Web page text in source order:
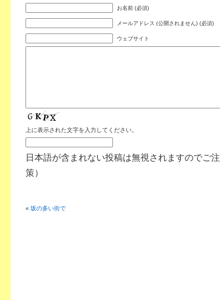
お名前 (必須)
メールアドレス (公開されません) (必須)
ウェブサイト
上に表示された文字を入力してください。
日本語が含まれない投稿は無視されますのでご
策）
« 坂の多い街で